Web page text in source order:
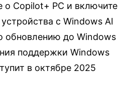
о Copilot+ PC и включите
с Windows AI
обновлению до Windows
поддержки Windows
в октябре 2025